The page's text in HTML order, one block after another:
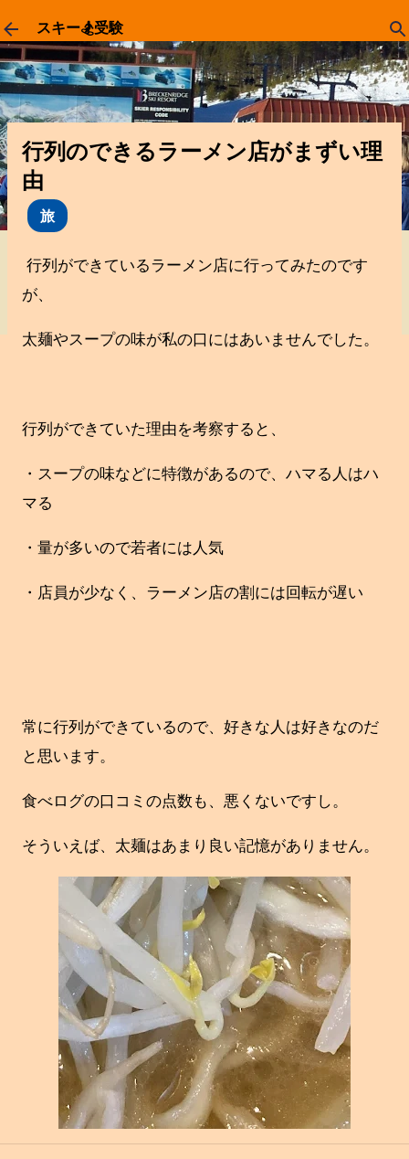
スキップしてメイン コンテンツに移動
スキー🏂受験
行列のできるラーメン店がまずい理
由
旅
行列ができているラーメン店に行ってみたのです
が、
太麺やスープの味が私の口にはあいませんでした。
行列ができていた理由を考察すると、
・スープの味などに特徴があるので、ハマる人はハ
マる
・量が多いので若者には人気
・店員が少なく、ラーメン店の割には回転が遅い
常に行列ができているので、好きな人は好きなのだ
と思います。
食べログの口コミの点数も、悪くないですし。
そういえば、太麺はあまり良い記憶がありません。